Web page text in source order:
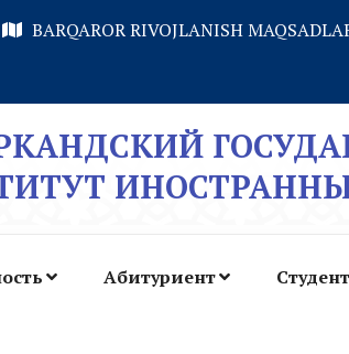
BARQAROR RIVOJLANISH
Абитуриент